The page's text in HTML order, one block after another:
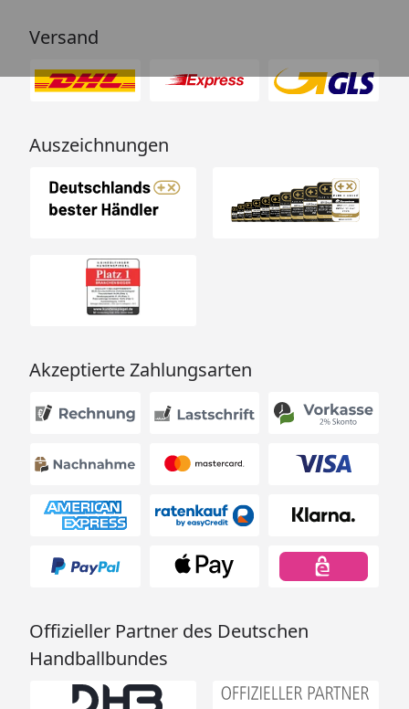
Versand
Auszeichnungen
Akzeptierte Zahlungsarten
Offizieller Partner des Deutschen
Handballbundes